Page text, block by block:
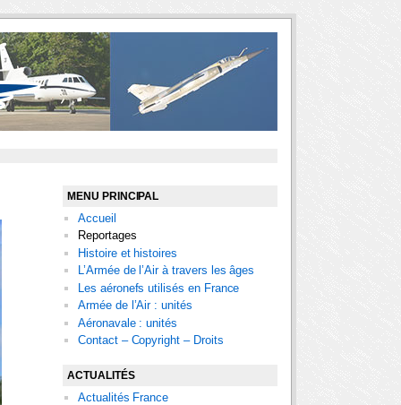
MENU PRINCIPAL
Accueil
Reportages
Histoire et histoires
L’Armée de l’Air à travers les âges
Les aéronefs utilisés en France
Armée de l’Air : unités
Aéronavale : unités
Contact – Copyright – Droits
ACTUALITÉS
Actualités France